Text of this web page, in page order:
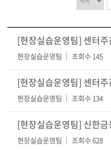
현장실습운영팀 조회수 145
현장실습운영팀 조회수 134
현장실습운영팀 조회수 628